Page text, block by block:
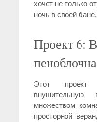
хочет не только
ночь в своей бане.
Проект 6:
Этот проект
множеством
просторной